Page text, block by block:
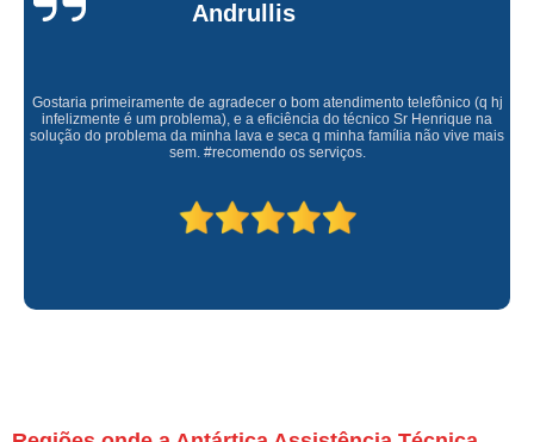
Andrullis
Gostaria primeiramente de agradecer o bom atendimento telefônico (q hj
infelizmente é um problema), e a eficiência do técnico Sr Henrique na
solução do problema da minha lava e seca q minha família não vive mais
sem. #recomendo os serviços.